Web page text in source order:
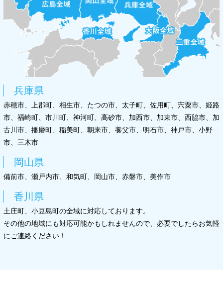
兵庫県
赤穂市、上郡町、相生市、たつの市、太子町、佐用町、宍粟市、姫路
市、福崎町、市川町、神河町、高砂市、加西市、加東市、西脇市、加
古川市、播磨町、稲美町、朝来市、養父市、明石市、神戸市、小野
市、三木市
岡山県
備前市、瀬戸内市、和気町、岡山市、赤磐市、美作市
香川県
土庄町、小豆島町の全域に対応しております。
その他の地域にも対応可能かもしれませんので、必要でしたらお気軽
にご連絡ください！